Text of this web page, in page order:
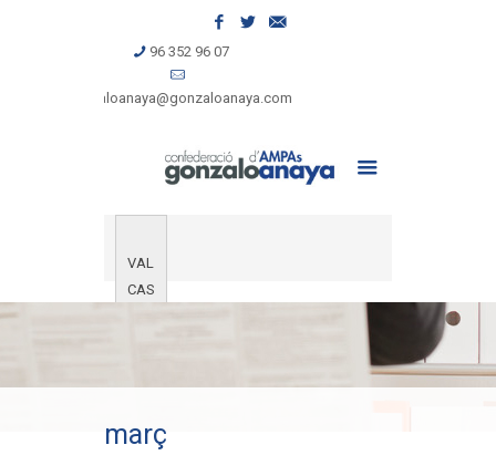
96 352 96 07
gonzaloanaya@gonzaloanaya.com
VAL
CAS
març